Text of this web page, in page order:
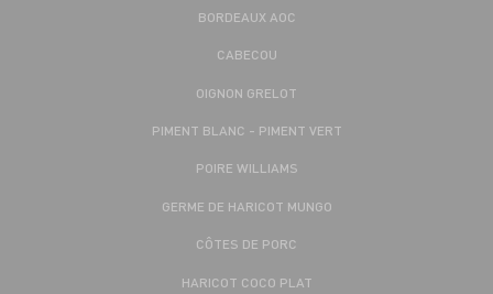
BORDEAUX AOC
CABECOU
OIGNON GRELOT
PIMENT BLANC - PIMENT VERT
POIRE WILLIAMS
GERME DE HARICOT MUNGO
CÔTES DE PORC
HARICOT COCO PLAT